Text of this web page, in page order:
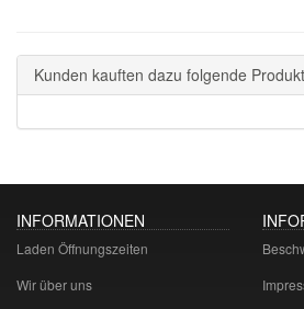
Kunden kauften dazu folgende
INFORMATIONEN
Laden Öffnungszeiten
Wir über uns